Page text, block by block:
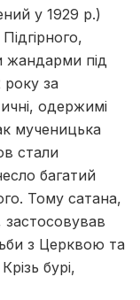
у 1929 р.)
жандарми під
року за
одержимі
мученицька
стали
багатий
Тому сатана,
застосовував
з Церквою та
бурі,